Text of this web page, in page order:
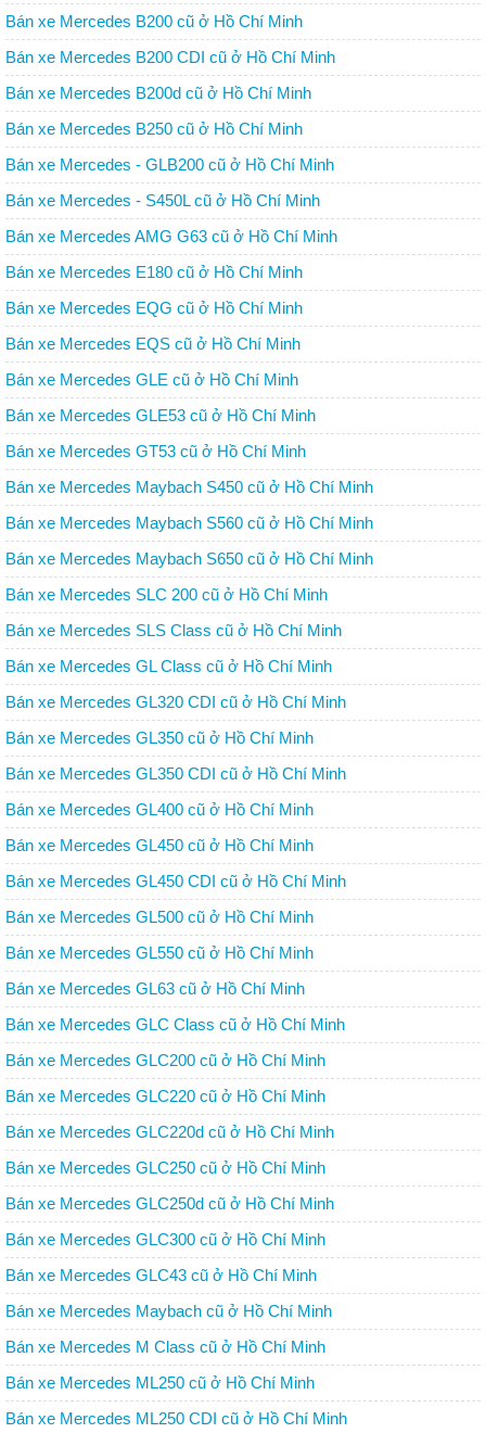
Bán xe Mercedes B200 cũ ở Hồ Chí Minh
Bán xe Mercedes B200 CDI cũ ở Hồ Chí Minh
Bán xe Mercedes B200d cũ ở Hồ Chí Minh
Bán xe Mercedes B250 cũ ở Hồ Chí Minh
Bán xe Mercedes - GLB200 cũ ở Hồ Chí Minh
Bán xe Mercedes - S450L cũ ở Hồ Chí Minh
Bán xe Mercedes AMG G63 cũ ở Hồ Chí Minh
Bán xe Mercedes E180 cũ ở Hồ Chí Minh
Bán xe Mercedes EQG cũ ở Hồ Chí Minh
Bán xe Mercedes EQS cũ ở Hồ Chí Minh
Bán xe Mercedes GLE cũ ở Hồ Chí Minh
Bán xe Mercedes GLE53 cũ ở Hồ Chí Minh
Bán xe Mercedes GT53 cũ ở Hồ Chí Minh
Bán xe Mercedes Maybach S450 cũ ở Hồ Chí Minh
Bán xe Mercedes Maybach S560 cũ ở Hồ Chí Minh
Bán xe Mercedes Maybach S650 cũ ở Hồ Chí Minh
Bán xe Mercedes SLC 200 cũ ở Hồ Chí Minh
Bán xe Mercedes SLS Class cũ ở Hồ Chí Minh
Bán xe Mercedes GL Class cũ ở Hồ Chí Minh
Bán xe Mercedes GL320 CDI cũ ở Hồ Chí Minh
Bán xe Mercedes GL350 cũ ở Hồ Chí Minh
Bán xe Mercedes GL350 CDI cũ ở Hồ Chí Minh
Bán xe Mercedes GL400 cũ ở Hồ Chí Minh
Bán xe Mercedes GL450 cũ ở Hồ Chí Minh
Bán xe Mercedes GL450 CDI cũ ở Hồ Chí Minh
Bán xe Mercedes GL500 cũ ở Hồ Chí Minh
Bán xe Mercedes GL550 cũ ở Hồ Chí Minh
Bán xe Mercedes GL63 cũ ở Hồ Chí Minh
Bán xe Mercedes GLC Class cũ ở Hồ Chí Minh
Bán xe Mercedes GLC200 cũ ở Hồ Chí Minh
Bán xe Mercedes GLC220 cũ ở Hồ Chí Minh
Bán xe Mercedes GLC220d cũ ở Hồ Chí Minh
Bán xe Mercedes GLC250 cũ ở Hồ Chí Minh
Bán xe Mercedes GLC250d cũ ở Hồ Chí Minh
Bán xe Mercedes GLC300 cũ ở Hồ Chí Minh
Bán xe Mercedes GLC43 cũ ở Hồ Chí Minh
Bán xe Mercedes Maybach cũ ở Hồ Chí Minh
Bán xe Mercedes M Class cũ ở Hồ Chí Minh
Bán xe Mercedes ML250 cũ ở Hồ Chí Minh
Bán xe Mercedes ML250 CDI cũ ở Hồ Chí Minh